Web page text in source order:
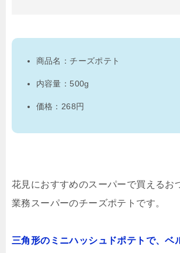
商品名：チーズポテト
内容量：500g
価格：268円
花見におすすめのスーパーで買えるお
業務スーパーのチーズポテトです。
三角形のミニハッシュドポテトで、ベ